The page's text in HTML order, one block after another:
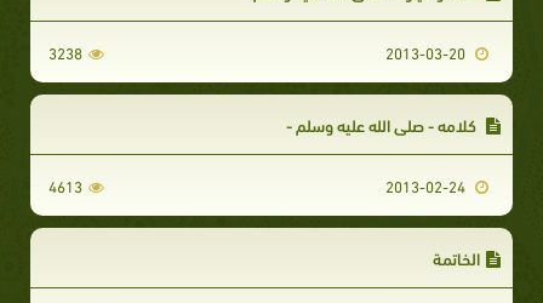
3238
كلامه - صلى الله عليه وسلم -
4613
الخاتمة